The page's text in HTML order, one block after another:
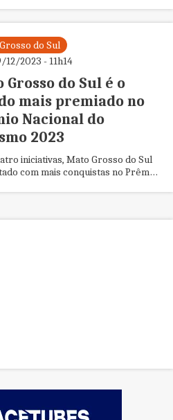
do Sul
12/2023 - 11h14
Grosso do Sul é o
mais premiado no
Nacional do
2023
iniciativas, Mato Grosso do Sul
com mais conquistas no Prêmio